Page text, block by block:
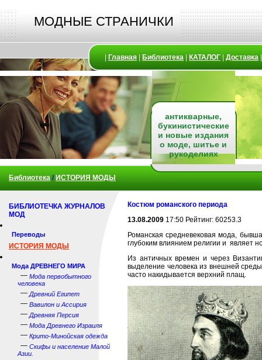
МОДНЫЕ СТРАНИЧКИ
Главная Библиотека КАТАЛОГ Доставка
антикварные,
букинистические
и новые издания
о моде, шитье и
рукоделиях
Библиотека / ИСТОРИЯ МОДЫ
БИБЛИОТЕЧКА ЖУРНАЛОВ
МОД
Переводы
ИСТОРИЯ МОДЫ
Мода ДРЕВНЕГО МИРА
— Мода первобытного
человека
— Древний Египет
— Вавилон и Ассирия
— Древняя Персия
— Мода Древнего Израиля
— Крито-Минойская одежда
— Скифы и население Малой
Азии.
Костюм романского периода
13.08.2009 17:50 Рейтинг: 60253.3
Романская средневековая мода,
глубоким влиянием религии и являет
Из античных времен и через
выделение человека из внешней
часто накидывается верхний плащ.